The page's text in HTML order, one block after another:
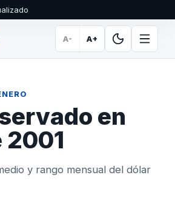
A- A+
en
2001
y rango mensual del dólar